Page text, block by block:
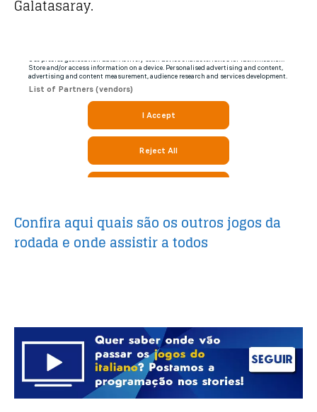
Galatasaray.
Confira aqui quais são os outros jogos da
rodada e onde assistir a todos